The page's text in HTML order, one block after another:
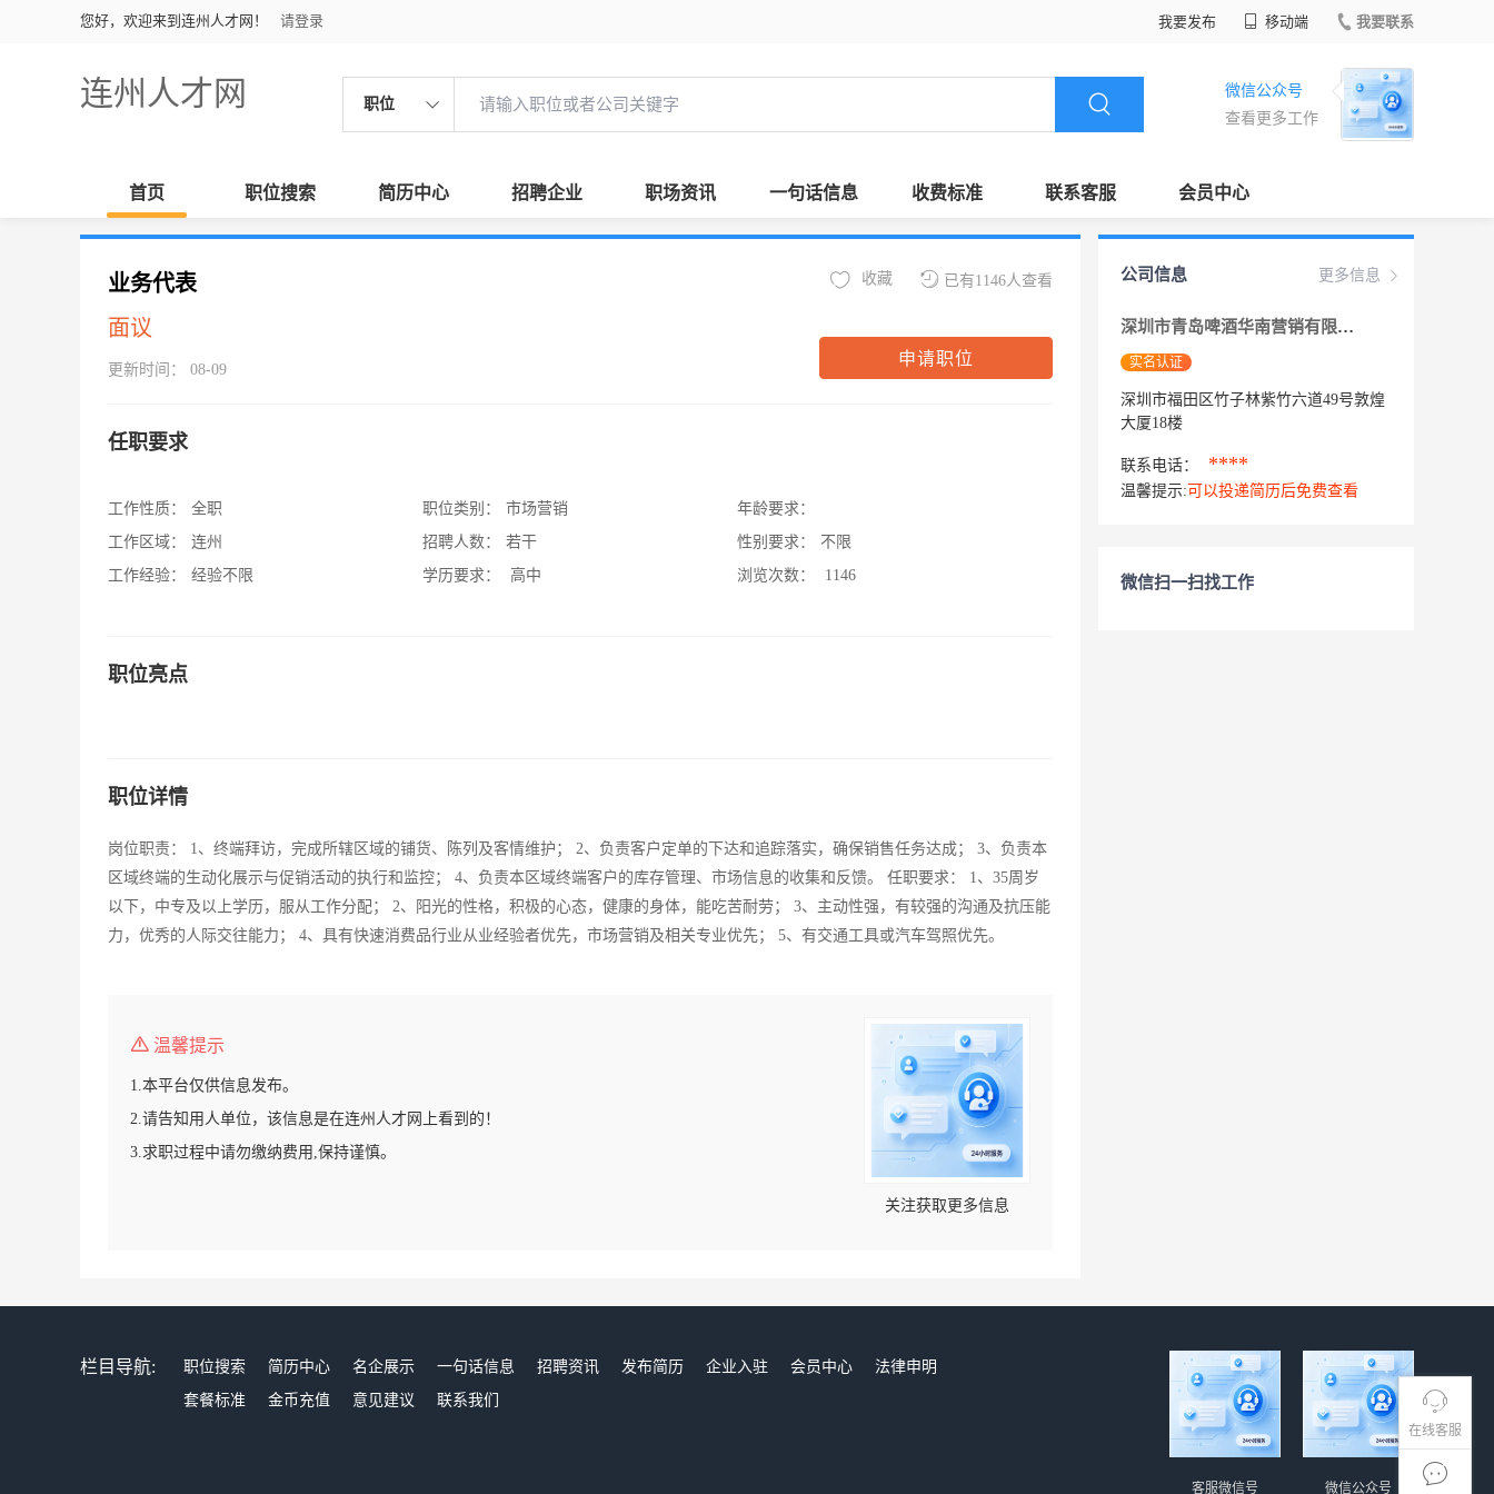
您好，欢迎来到连州人才网！ 请登录 我要发布 移动端 我要联系
连州人才网 职位
微信公众号
查看更多工作
首页 职位搜索 简历中心 招聘企业 职场资讯 一句话信息 收费标准 联系客服 会员中心
在线客服
业务代表
面议
更新时间： 08-09
已有1146人查看
收藏
申请职位
任职要求
工作性质：
全职
工作区域：
连州
工作经验：
经验不限
职位类别：
市场营销
招聘人数：
若干
学历要求：
高中
年龄要求：
性别要求：
不限
浏览次数：
1146
职位亮点
职位详情
岗位职责： 1、终端拜访，完成所辖区域的铺货、陈列及客情维护； 2、负责客户定单的下达和追踪落实，确保销售任务达成； 3、负责本
区域终端的生动化展示与促销活动的执行和监控； 4、负责本区域终端客户的库存管理、市场信息的收集和反馈。 任职要求： 1、35周岁
以下，中专及以上学历，服从工作分配； 2、阳光的性格，积极的心态，健康的身体，能吃苦耐劳； 3、主动性强，有较强的沟通及抗压能
力，优秀的人际交往能力； 4、具有快速消费品行业从业经验者优先，市场营销及相关专业优先； 5、有交通工具或汽车驾照优先。
温馨提示
1.本平台仅供信息发布。
2.请告知用人单位，该信息是在连州人才网上看到的！
3.求职过程中请勿缴纳费用,保持谨慎。
关注获取更多信息
更多信息
公司信息
深圳市青岛啤酒华南营销有限公司
实名认证
深圳市福田区竹子林紫竹六道49号敦煌
大厦18楼
联系电话： ****
温馨提示: 可以投递简历后免费查看
微信扫一扫找工作
栏目导航: 职位搜索 简历中心 名企展示 一句话信息 招聘资讯 发布简历 企业入驻 会员中心
法律申明
套餐标准
金币充值 意见建议 联系我们
微信公众号
客服微信号